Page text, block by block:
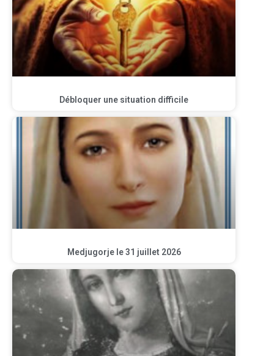
Débloquer une situation difficile
Medjugorje le 31 juillet 2026